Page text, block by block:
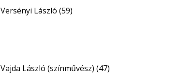
Versényi László (59)
Vajda László (színművész) (47)